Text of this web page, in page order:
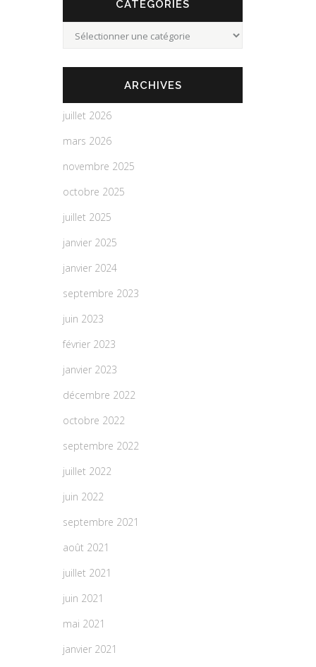
CATEGORIES
Categories
ARCHIVES
juillet 2026
mars 2026
novembre 2025
octobre 2025
juillet 2025
janvier 2025
janvier 2024
septembre 2023
juin 2023
février 2023
janvier 2023
décembre 2022
octobre 2022
septembre 2022
juillet 2022
juin 2022
septembre 2021
août 2021
juillet 2021
juin 2021
mai 2021
janvier 2021